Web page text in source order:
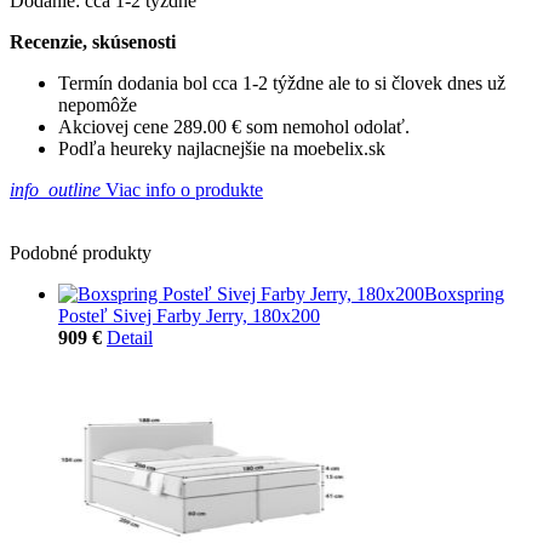
Recenzie, skúsenosti
Termín dodania bol cca 1-2 týždne ale to si človek dnes už
nepomôže
Akciovej cene 289.00 € som nemohol odolať.
Podľa heureky najlacnejšie na moebelix.sk
info_outline Viac info o produkte
Podobné produkty
Boxspring
Posteľ Sivej Farby Jerry, 180x200
909 € Detail